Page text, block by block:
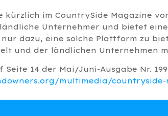
kürzlich im CountrySide Magazine
Unternehmer und bietet
dazu, eine solche Plattform zu
und der ländlichen Unternehmen
14 der Mai/Juni-Ausgabe Nr.
multimedia/countryside-